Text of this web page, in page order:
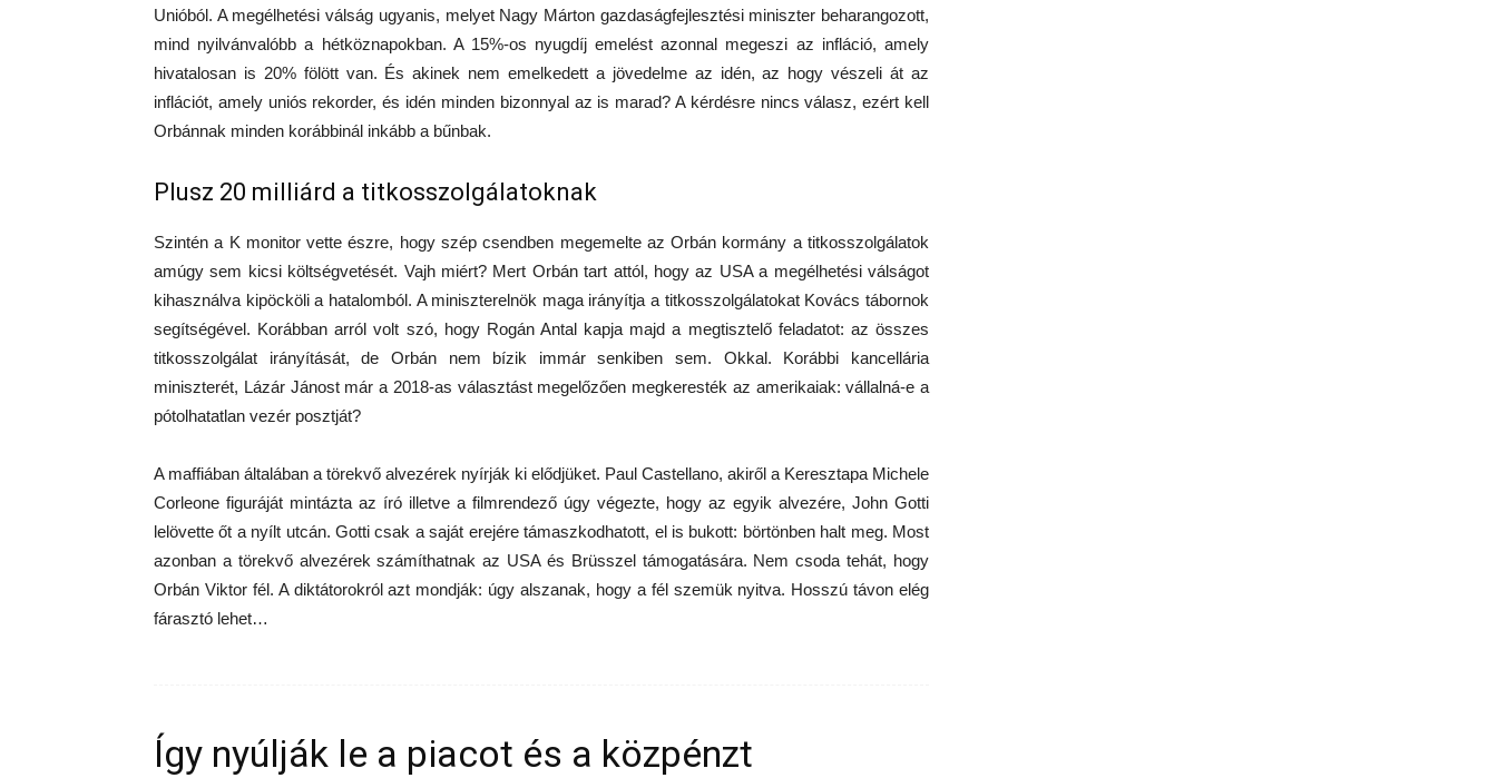
Unióból. A megélhetési válság ugyanis, melyet Nagy Márton gazdaságfejlesztési miniszter beharangozott,
mind nyilvánvalóbb a hétköznapokban. A 15%-os nyugdíj emelést azonnal megeszi az infláció, amely
hivatalosan is 20% fölött van. És akinek nem emelkedett a jövedelme az idén, az hogy vészeli át az
inflációt, amely uniós rekorder, és idén minden bizonnyal az is marad? A kérdésre nincs válasz, ezért kell
Orbánnak minden korábbinál inkább a bűnbak.
Plusz 20 milliárd a titkosszolgálatoknak
Szintén a K monitor vette észre, hogy szép csendben megemelte az Orbán kormány a titkosszolgálatok
amúgy sem kicsi költségvetését. Vajh miért? Mert Orbán tart attól, hogy az USA a megélhetési válságot
kihasználva kipöcköli a hatalomból. A miniszterelnök maga irányítja a titkosszolgálatokat Kovács tábornok
segítségével. Korábban arról volt szó, hogy Rogán Antal kapja majd a megtisztelő feladatot: az összes
titkosszolgálat irányítását, de Orbán nem bízik immár senkiben sem. Okkal. Korábbi kancellária
miniszterét, Lázár Jánost már a 2018-as választást megelőzően megkeresték az amerikaiak: vállalná-e a
pótolhatatlan vezér posztját?
A maffiában általában a törekvő alvezérek nyírják ki elődjüket. Paul Castellano, akiről a Keresztapa Michele
Corleone figuráját mintázta az író illetve a filmrendező úgy végezte, hogy az egyik alvezére, John Gotti
lelövette őt a nyílt utcán. Gotti csak a saját erejére támaszkodhatott, el is bukott: börtönben halt meg. Most
azonban a törekvő alvezérek számíthatnak az USA és Brüsszel támogatására. Nem csoda tehát, hogy
Orbán Viktor fél. A diktátorokról azt mondják: úgy alszanak, hogy a fél szemük nyitva. Hosszú távon elég
fárasztó lehet…
Így nyúlják le a piacot és a közpénzt